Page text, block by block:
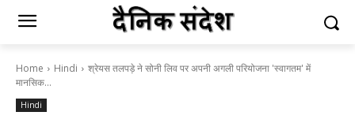
Home Hindi
श्रेयस तलपड़े ने सोनी लिव पर अपनी अगली परियोजना 'स्वागतम' में
मानसिक...
Hindi